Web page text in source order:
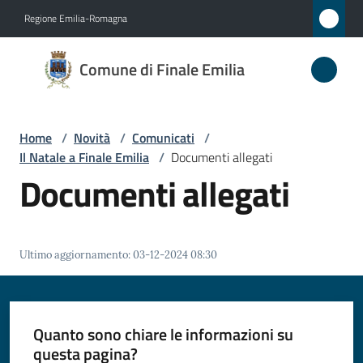
Regione Emilia-Romagna
Comune di Finale Emilia
Comune
di
Emilia
Amministrazione
Menu selezionato
Vivere
Home / Novità / Comunicati /
Il Natale a Finale Emilia / Documenti allegati
Documenti allegati
Ultimo aggiornamento:03-12-2024 08:30
Quanto sono chiare le informazioni su
questa pagina?